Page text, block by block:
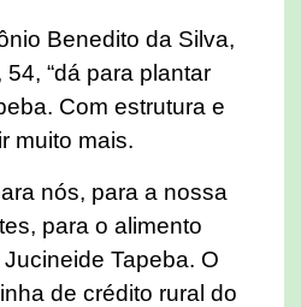
Benedito da Silva,
“dá para plantar
Com estrutura e
muito mais.
nós, para a nossa
para o alimento
Tapeba. O
de crédito rural do